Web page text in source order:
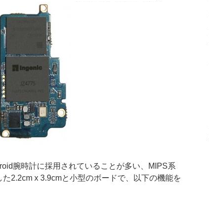
腕時計に採用されていることが多い、MIPS系
2.2cm x 3.9cmと小型のボードで、以下の機能を